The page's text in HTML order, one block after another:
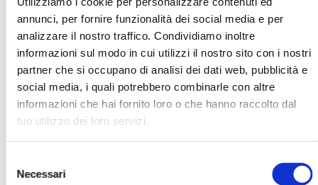
annunci, per fornire funzionalità dei social media e per
analizzare il nostro traffico. Condividiamo inoltre
informazioni sul modo in cui utilizzi il nostro sito con i nostri
partner che si occupano di analisi dei dati web, pubblicità e
social media, i quali potrebbero combinarle con altre
informazioni che hai fornito loro o che hanno raccolto dal
tuo utilizzo dei loro servizi.
delNecessari
LA GESTIONE DEI RISCHI FINANZIARI
BANCA CENTRALE EBOOK